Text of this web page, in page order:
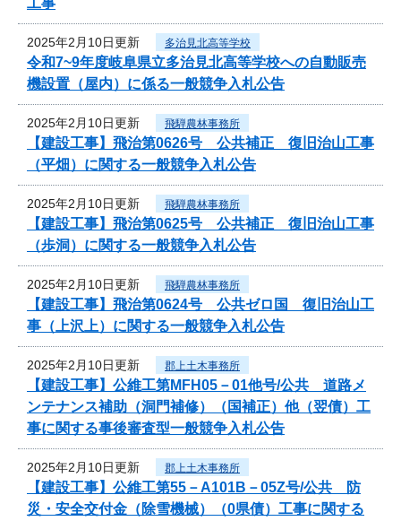
2025年2月10日更新 多治見北高等学校
令和7~9年度岐阜県立多治見北高等学校への自動販売
機設置（屋内）に係る一般競争入札公告
2025年2月10日更新 飛騨農林事務所
【建設工事】飛治第0626号 公共補正 復旧治山工事
（平畑）に関する一般競争入札公告
2025年2月10日更新 飛騨農林事務所
【建設工事】飛治第0625号 公共補正 復旧治山工事
（歩洞）に関する一般競争入札公告
2025年2月10日更新 飛騨農林事務所
【建設工事】飛治第0624号 公共ゼロ国 復旧治山工
事（上沢上）に関する一般競争入札公告
2025年2月10日更新 郡上土木事務所
【建設工事】公維工第MFH05－01他号/公共 道路メ
ンテナンス補助（洞門補修）（国補正）他（翌債）工
事に関する事後審査型一般競争入札公告
2025年2月10日更新 郡上土木事務所
【建設工事】公維工第55－A101B－05Z号/公共 防
災・安全交付金（除雪機械）（0県債）工事に関する